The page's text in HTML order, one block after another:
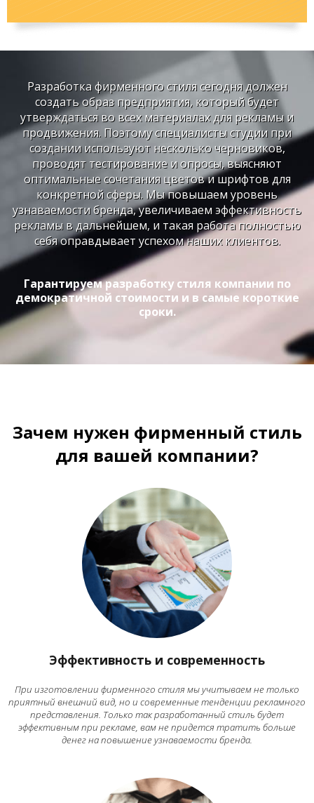
Разработка фирменного стиля сегодня должен
создать образ предприятия, который будет
утверждаться во всех материалах для рекламы и
продвижения. Поэтому специалисты студии при
создании используют несколько черновиков,
проводят тестирование и опросы, выясняют
оптимальные сочетания цветов и шрифтов для
конкретной сферы. Мы повышаем уровень
узнаваемости бренда, увеличиваем эффективность
рекламы в дальнейшем, и такая работа полностью
себя оправдывает успехом наших клиентов.
Гарантируем разработку стиля компании по
демократичной стоимости и в самые короткие
сроки.
Зачем нужен фирменный стиль
для вашей компании?
Эффективность и современность
При изготовлении фирменного стиля мы учитываем не только
приятный внешний вид, но и современные тенденции рекламного
представления. Только так разработанный стиль будет
эффективным при рекламе, вам не придется тратить больше
денег на повышение узнаваемости бренда.